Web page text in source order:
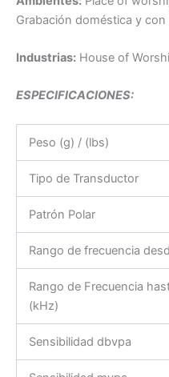
Grabación doméstica y con
Industrias: House of
ESPECIFICACIONES:
Peso (g) / (lbs)
Tipo de Transductor
Patrón Polar
Rango de frecuencia
Rango de Frecuencia
(kHz)
Sensibilidad dbvpa